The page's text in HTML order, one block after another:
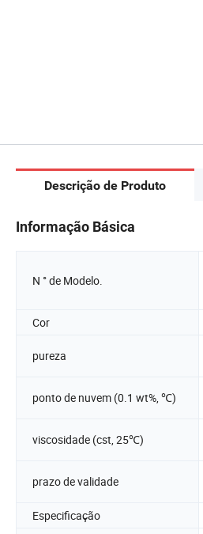
Descrição de Produto
Informação Básica
N ° de Modelo.
Cor
pureza
ponto de nuvem (0.1 wt%, ℃)
viscosidade (cst, 25℃)
prazo de validade
Especificação